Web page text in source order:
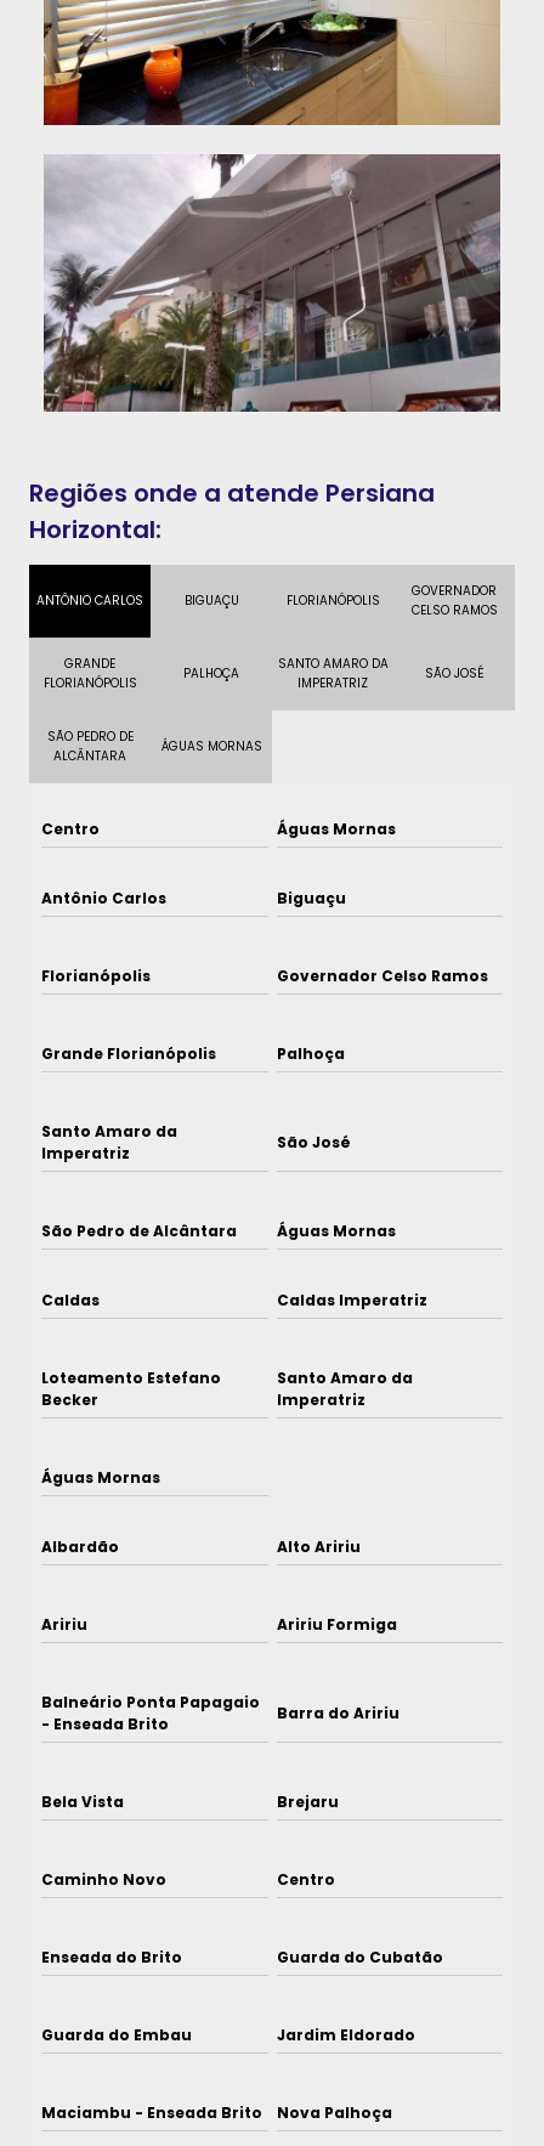
Regiões onde a atende Persiana
Horizontal:
ANTÔNIO CARLOS BIGUAÇU FLORIANÓPOLIS
GOVERNADOR
CELSO RAMOS
GRANDE
FLORIANÓPOLIS
PALHOÇA
SANTO AMARO DA
IMPERATRIZ
SÃO JOSÉ
SÃO PEDRO DE
ALCÂNTARA
ÁGUAS MORNAS
Centro Águas Mornas
Antônio Carlos Biguaçu
Florianópolis Governador Celso Ramos
Grande Florianópolis Palhoça
Santo Amaro da
Imperatriz
São José
São Pedro de Alcântara Águas Mornas
Caldas Caldas Imperatriz
Loteamento Estefano
Becker
Santo Amaro da
Imperatriz
Águas Mornas
Albardão Alto Aririu
Aririu Aririu Formiga
Balneário Ponta Papagaio
- Enseada Brito
Barra do Aririu
Bela Vista Brejaru
Caminho Novo Centro
Enseada do Brito Guarda do Cubatão
Guarda do Embau Jardim Eldorado
Maciambu - Enseada Brito Nova Palhoça